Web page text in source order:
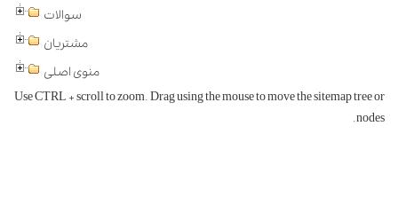
سوالات
مشتریان
منوی اصلی
Use CTRL + scroll to zoom. Drag using the mouse to move the sitemap tree or
nodes.